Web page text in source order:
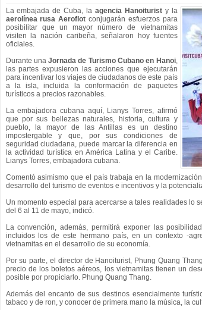
La embajada de Cuba, la agencia Hanoituristy la
aerolínea rusa Aeroflot conjugarán esfuerzos para
posibilitar que un mayor número de vietnamitas
visiten la nación caribeña, señalaron hoy fuentes
oficiales.
Durante unaJornada de Turismo Cubano en Hanoi,
las partes expusieron las acciones que ejecutarán
para incentivar los viajes de ciudadanos de este país
a la isla, incluida la conformación de paquetes
turísticos a precios razonables.
La embajadora cubana aquí, Lianys Torres, afirmó
que por sus bellezas naturales, historia, cultura y
pueblo, la mayor de las Antillas es un destino
impostergable y que, por sus condiciones de
seguridad ciudadana, puede marcar la diferencia en
la actividad turística en América Latina y el Caribe.
Lianys Torres, embajadora cubana.
Comentó asimismo que el país trabaja en la
desarrollo del turismo de eventos e incentivos y la
Un momento especial para acercarse a tales realidades lo
del 6 al 11 de mayo, indicó.
La convención, además, permitirá exponer las
incluidos los de este hermano país, en un contexto -
vietnamitas en el desarrollo de su economía.
Por su parte, el director de Hanoiturist, Phung Quang
precio de los boletos aéreos, los vietnamitas tienen un
posible por propiciarlo. Phung Quang Thang.
Además del encanto de sus destinos esencialmente
tabaco y de ron, y conocer de primera mano la música, la